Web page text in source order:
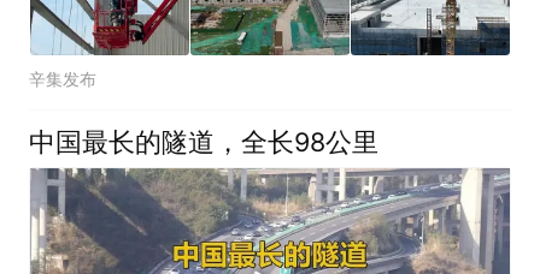
辛集发布
中国最长的隧道，全长98公里